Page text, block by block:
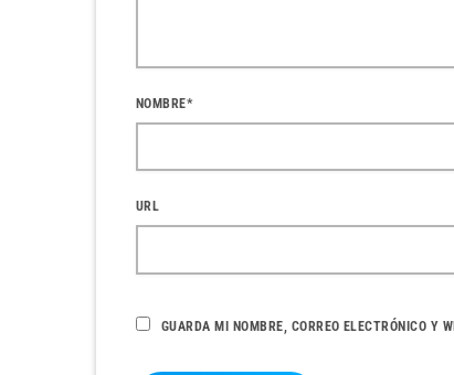
NOMBRE*
URL
GUARDA MI NOMBRE, CORREO ELECTRÓNICO Y